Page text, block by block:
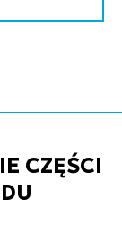
CZĘŚCI